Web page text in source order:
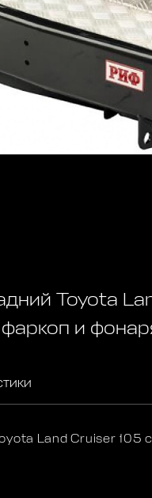
Toyota
и
Land Cruiser 105